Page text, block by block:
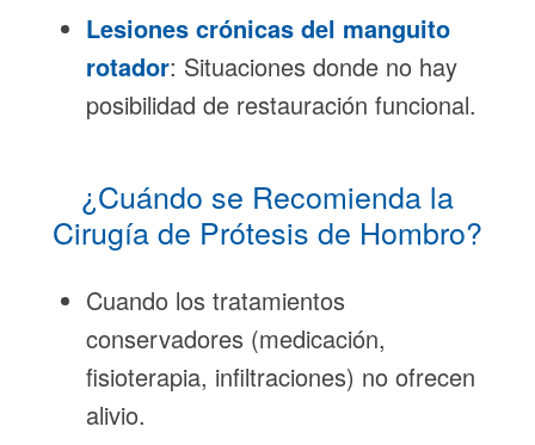
Lesiones crónicas del manguito
rotador: Situaciones donde no hay
posibilidad de restauración funcional.
¿Cuándo se Recomienda la
Cirugía de Prótesis de Hombro?
Cuando los tratamientos
conservadores (medicación,
fisioterapia, infiltraciones) no ofrecen
alivio.